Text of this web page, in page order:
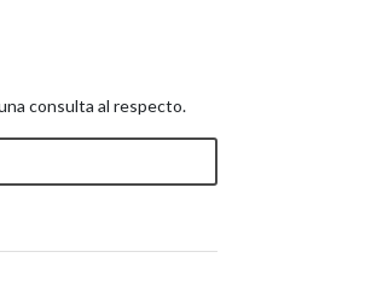
consulta al respecto.